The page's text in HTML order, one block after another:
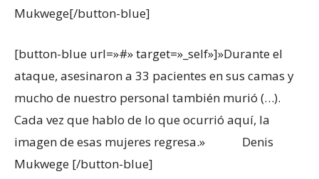
Mukwege[/button-blue]
[button-blue url=»#» target=»_self»]»Durante el
ataque, asesinaron a 33 pacientes en sus camas y
mucho de nuestro personal también murió (…).
Cada vez que hablo de lo que ocurrió aquí, la
imagen de esas mujeres regresa.» Denis
Mukwege [/button-blue]